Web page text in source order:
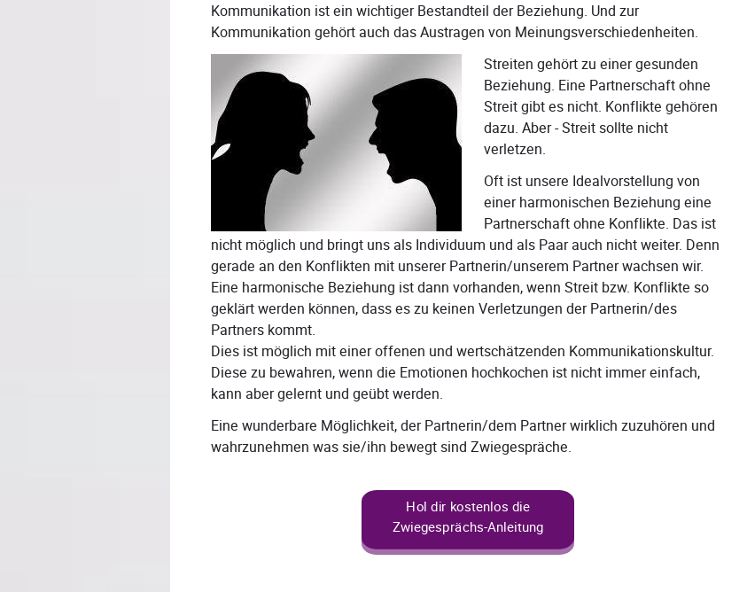
Kommunikation ist ein wichtiger Bestandteil der Beziehung. Und zur
Kommunikation gehört auch das Austragen von Meinungsverschiedenheiten.
Streiten gehört zu einer gesunden
Beziehung. Eine Partnerschaft ohne
Streit gibt es nicht. Konflikte gehören
dazu. Aber - Streit sollte nicht
verletzen.
Oft ist unsere Idealvorstellung von
einer harmonischen Beziehung eine
Partnerschaft ohne Konflikte. Das ist
nicht möglich und bringt uns als Individuum und als Paar auch nicht weiter. Denn
gerade an den Konflikten mit unserer Partnerin/unserem Partner wachsen wir.
Eine harmonische Beziehung ist dann vorhanden, wenn Streit bzw. Konflikte so
geklärt werden können, dass es zu keinen Verletzungen der Partnerin/des
Partners kommt.
Dies ist möglich mit einer offenen und wertschätzenden Kommunikationskultur.
Diese zu bewahren, wenn die Emotionen hochkochen ist nicht immer einfach,
kann aber gelernt und geübt werden.
Eine wunderbare Möglichkeit, der Partnerin/dem Partner wirklich zuzuhören und
wahrzunehmen was sie/ihn bewegt sind Zwiegespräche.
Hol dir kostenlos die
Zwiegesprächs-Anleitung